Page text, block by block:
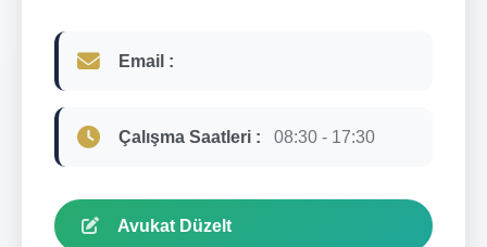
Email :
Çalışma Saatleri : 08:30 - 17:30
Avukat Düzelt